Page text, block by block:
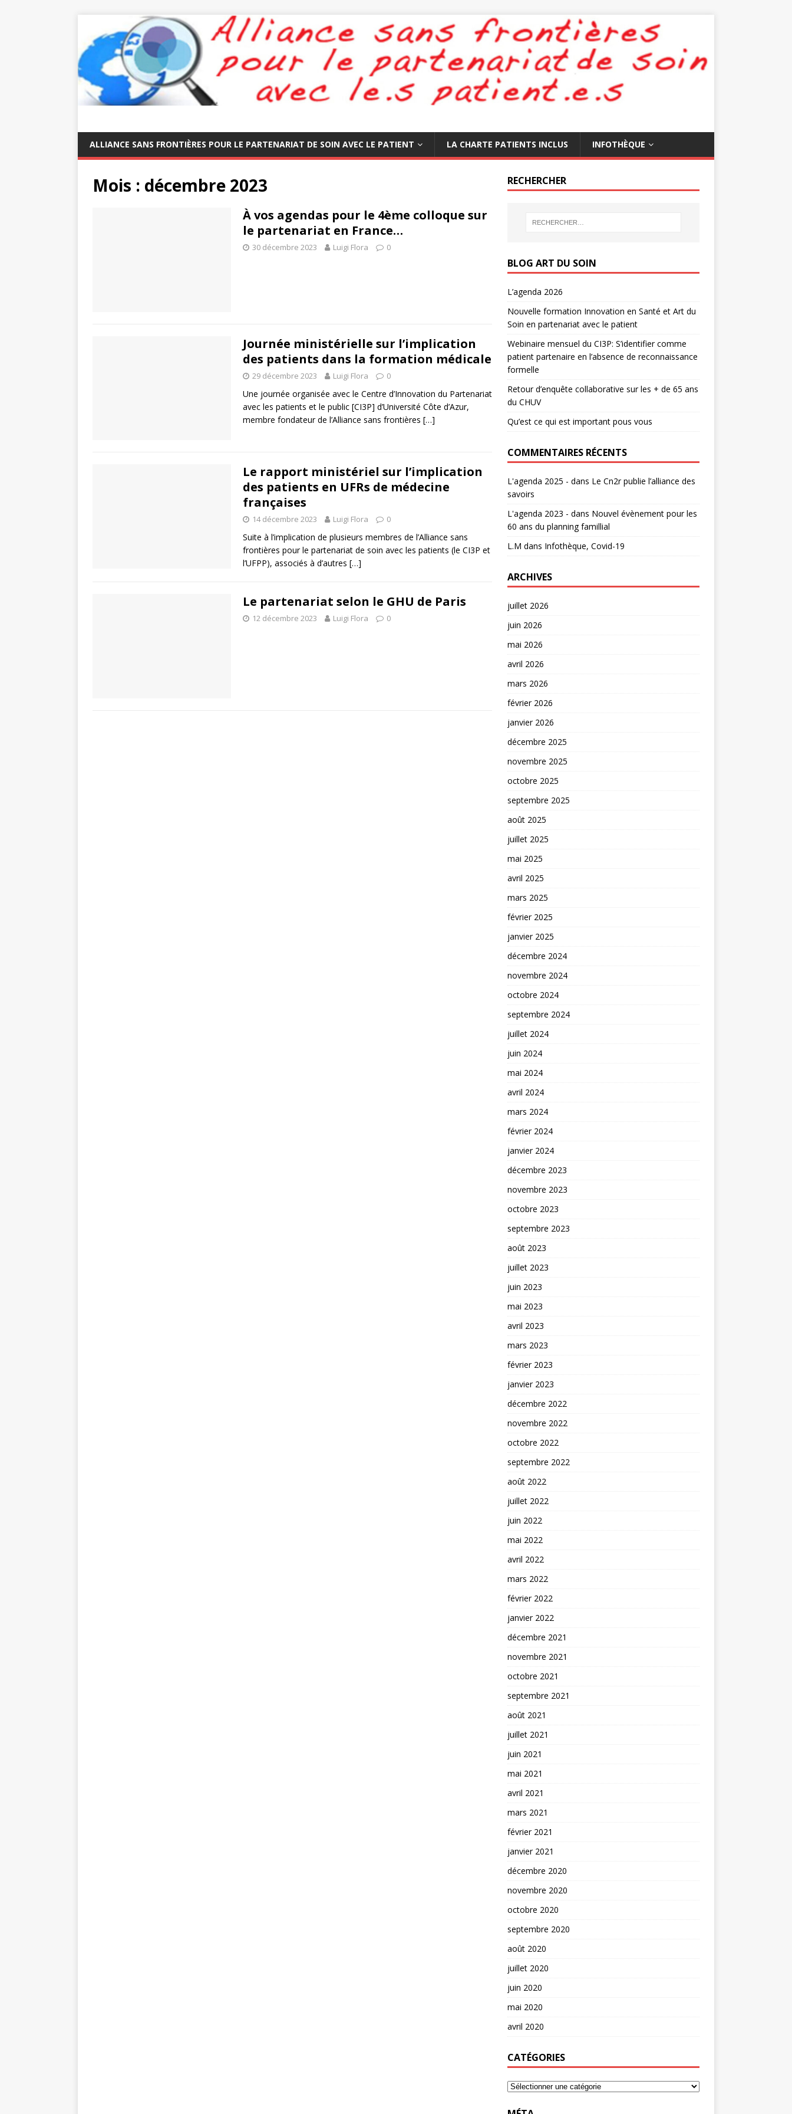
ALLIANCE SANS FRONTIÈRES POUR LE PARTENARIAT DE SOIN AVEC LE PATIENT LA CHARTE PATIENTS INCLUS INFOTHÈQUE
Mois : décembre 2023
À vos agendas pour le 4ème colloque sur
le partenariat en France…
30 décembre 2023 Luigi Flora 0
Journée ministérielle sur l’implication
des patients dans la formation médicale
29 décembre 2023 Luigi Flora 0
Une journée organisée avec le Centre d’Innovation du Partenariat
avec les patients et le public [CI3P] d’Université Côte d’Azur,
membre fondateur de l’Alliance sans frontières […]
Le rapport ministériel sur l’implication
des patients en UFRs de médecine
françaises
14 décembre 2023 Luigi Flora 0
Suite à l’implication de plusieurs membres de l’Alliance sans
frontières pour le partenariat de soin avec les patients (le CI3P et
l’UFPP), associés à d’autres […]
Le partenariat selon le GHU de Paris
12 décembre 2023 Luigi Flora 0
RECHERCHER
BLOG ART DU SOIN
L’agenda 2026
Nouvelle formation Innovation en Santé et Art du
Soin en partenariat avec le patient
Webinaire mensuel du CI3P: S’identifier comme
patient partenaire en l’absence de reconnaissance
formelle
Retour d’enquête collaborative sur les + de 65 ans
du CHUV
Qu’est ce qui est important pous vous
COMMENTAIRES RÉCENTS
L'agenda 2025 - dans Le Cn2r publie l’alliance des
savoirs
L'agenda 2023 - dans Nouvel évènement pour les
60 ans du planning famillial
L.M dans Infothèque, Covid-19
ARCHIVES
juillet 2026
juin 2026
mai 2026
avril 2026
mars 2026
février 2026
janvier 2026
décembre 2025
novembre 2025
octobre 2025
septembre 2025
août 2025
juillet 2025
mai 2025
avril 2025
mars 2025
février 2025
janvier 2025
décembre 2024
novembre 2024
octobre 2024
septembre 2024
juillet 2024
juin 2024
mai 2024
avril 2024
mars 2024
février 2024
janvier 2024
décembre 2023
novembre 2023
octobre 2023
septembre 2023
août 2023
juillet 2023
juin 2023
mai 2023
avril 2023
mars 2023
février 2023
janvier 2023
décembre 2022
novembre 2022
octobre 2022
septembre 2022
août 2022
juillet 2022
juin 2022
mai 2022
avril 2022
mars 2022
février 2022
janvier 2022
décembre 2021
novembre 2021
octobre 2021
septembre 2021
août 2021
juillet 2021
juin 2021
mai 2021
avril 2021
mars 2021
février 2021
janvier 2021
décembre 2020
novembre 2020
octobre 2020
septembre 2020
août 2020
juillet 2020
juin 2020
mai 2020
avril 2020
CATÉGORIES